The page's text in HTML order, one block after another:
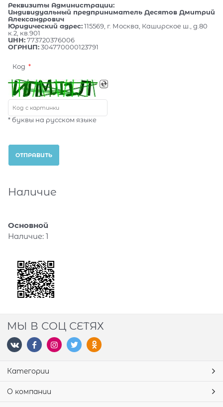
Реквизиты Администрации:
Индивидуальный предприниматель Десятов Дмитрий
Александрович
Юридический адрес:115569, г. Москва, Каширское ш., д.80
к.2, кв.901
ИНН:773720376006
ОГРНИП:304770000123791
Код
* буквы на русском языке
Наличие
Основной
Наличие: 1
МЫ В СОЦ СЕТЯХ
Категории
О компании